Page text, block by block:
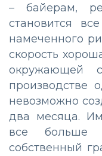
– байерам,
становится
намеченного
скорость
окружающей
производстве
невозможно
два месяца.
все больше
собственный